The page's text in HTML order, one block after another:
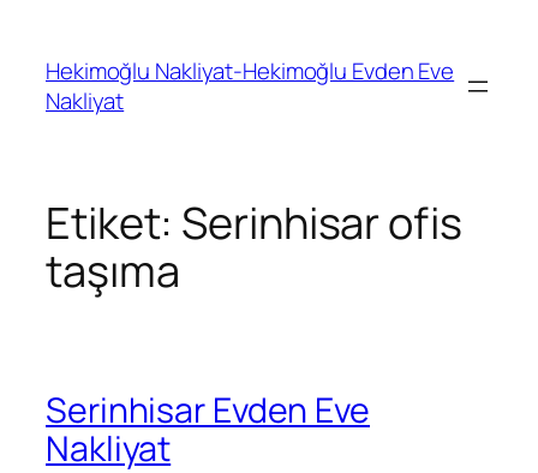
Hekimoğlu Nakliyat-Hekimoğlu Evden Eve
Nakliyat
Etiket: Serinhisar ofis
taşıma
Serinhisar Evden Eve
Nakliyat